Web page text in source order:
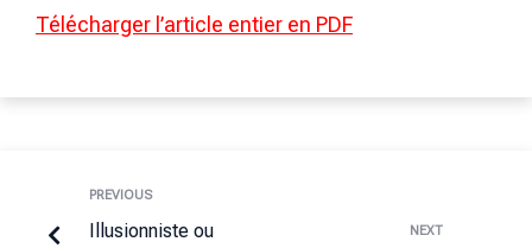
Télécharger l’article entier en PDF
PREVIOUS
Illusionniste ou
NEXT